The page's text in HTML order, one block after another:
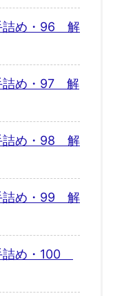
詰め・96 解
詰め・97 解
詰め・98 解
詰め・99 解
詰め・100